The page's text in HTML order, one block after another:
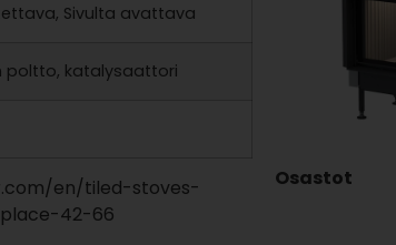
Sivulta avattava
poltto, katalysaattori
en/tiled-stoves-
42-66
Osastot